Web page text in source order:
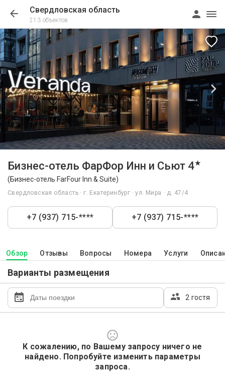
Свердловская область
213 объектов
Бизнес-отель ФарФор Инн и Сьют 4★
(Бизнес-отель FarFour Inn & Suite)
Свердловская область · г. Екатеринбург · ул. Мира · д. 47/4
+7 (937) 715-**** +7 (937) 715-****
Обзор Отзывы Вопросы Номера Услуги
Варианты размещения
2 гостя
К сожалению, по Вашему запросу ничего не
найдено. Попробуйте изменить параметры
запроса.